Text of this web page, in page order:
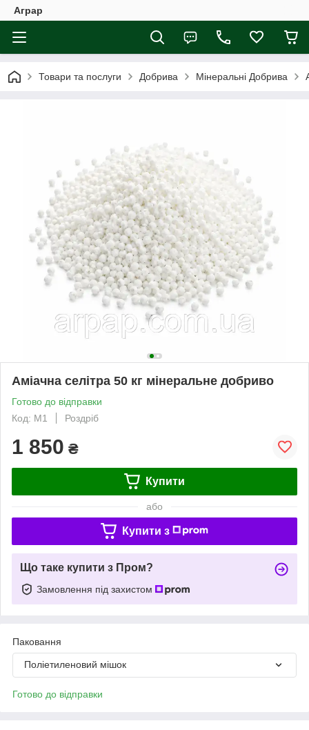
Аграр
Товари та послуги Добрива Мінеральні Добрива
Аміачна селітра 50 кг мінеральне добриво
Готово до відправки
Код: M1
Роздріб
1 850 ₴
Купити
або
Купити з
Що таке купити з Пром?
Замовлення під захистом
Паковання
Поліетиленовий мішок
Готово до відправки